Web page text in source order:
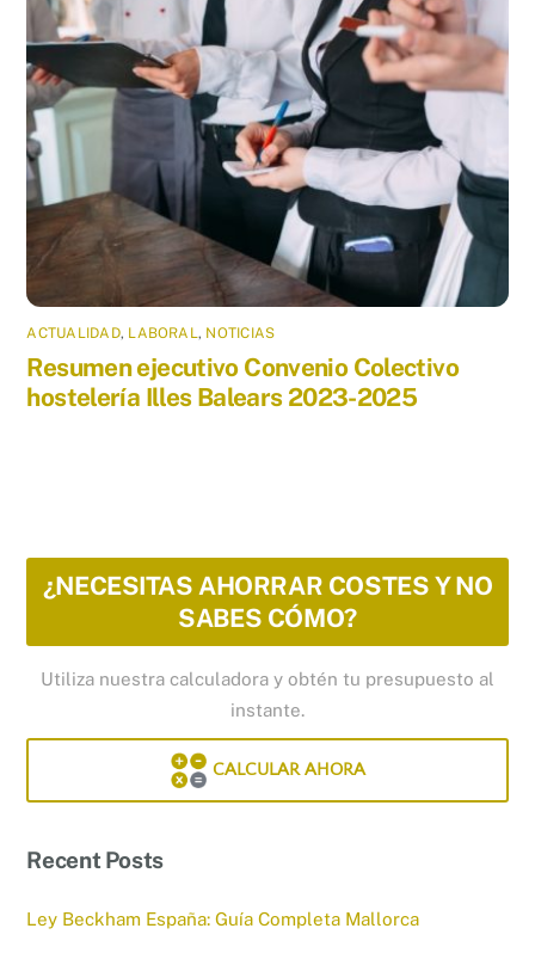
ACTUALIDAD, LABORAL, NOTICIAS
Resumen ejecutivo Convenio Colectivo
hostelería Illes Balears 2023-2025
¿NECESITAS AHORRAR COSTES Y NO
SABES CÓMO?
Utiliza nuestra calculadora y obtén tu presupuesto al
instante.
CALCULAR AHORA
Recent Posts
Ley Beckham España: Guía Completa Mallorca